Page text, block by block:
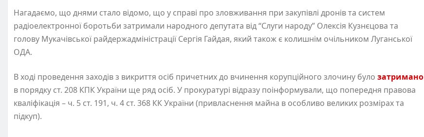
Нагадаємо, що днями стало відомо, що у справі про зловживання при закупівлі дронів та систем
радіоелектронної боротьби затримали народного депутата від “Слуги народу” Олексія Кузнєцова та
голову Мукачівської райдержадміністрації Сергія Гайдая, який також є колишнім очільником Луганської
ОДА.
В ході проведення заходів з викриття осіб причетних до вчинення корупційного злочину було затримано
в порядку ст. 208 КПК України ще ряд осіб. У прокуратурі відразу поінформували, що попередня правова
кваліфікація – ч. 5 ст. 191, ч. 4 ст. 368 КК України (привласнення майна в особливо великих розмірах та
підкуп).